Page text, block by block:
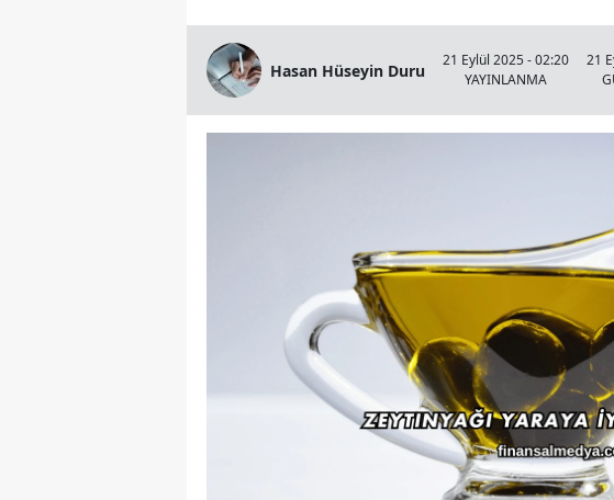
Hasan Hüseyin Duru
21 Eylül 2025 - 02:20
YAYINLANMA
21